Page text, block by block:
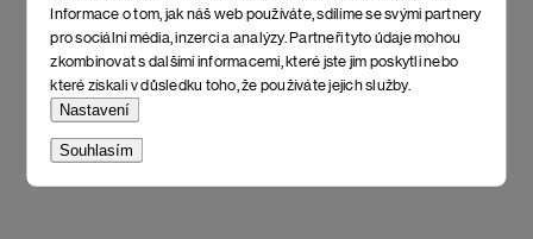
Informace o tom, jak náš web používáte, sdílíme se svými partnery
pro sociální média, inzerci a analýzy. Partneři tyto údaje mohou
zkombinovat s dalšími informacemi, které jste jim poskytli nebo
které získali v důsledku toho, že používáte jejich služby.
Nastavení
Souhlasím